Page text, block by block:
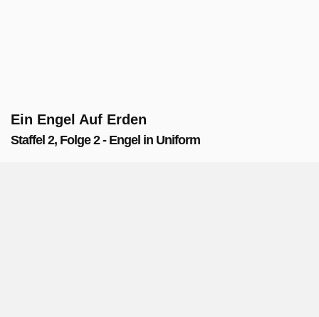
Ein Engel Auf Erden
Staffel 2, Folge 2 - Engel in Uniform